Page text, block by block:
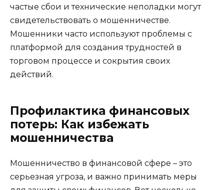
частые сбои и технические неполадки могут
свидетельствовать о мошенничестве.
Мошенники часто используют проблемы с
платформой для создания трудностей в
торговом процессе и сокрытия своих
действий.
Профилактика финансовых
потерь: Как избежать
мошенничества
Мошенничество в финансовой сфере – это
серьезная угроза, и важно принимать меры